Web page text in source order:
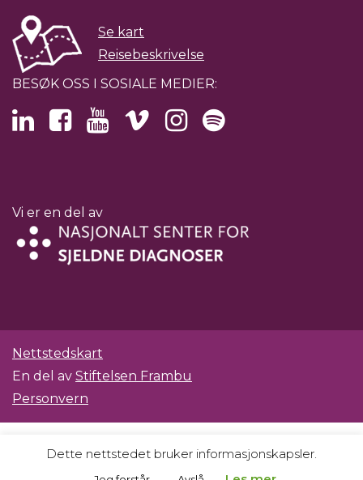
Se kart
Reisebeskrivelse
BESØK OSS I SOSIALE MEDIER:
Vi er en del av
Nettstedskart
En del av Stiftelsen Frambu
Personvern
Dette nettstedet bruker informasjonskapsler.